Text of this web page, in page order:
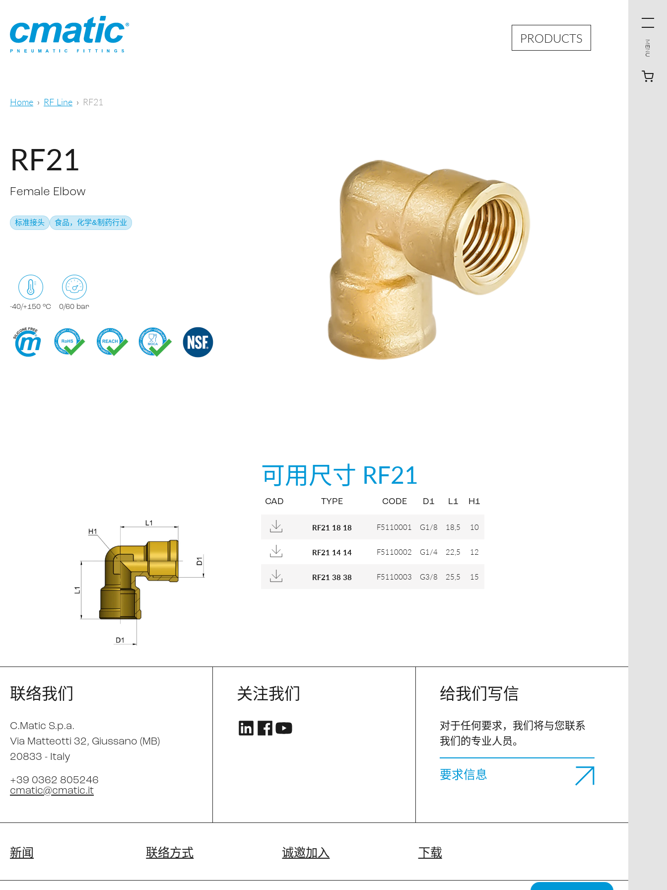
PRODUCTS
MENU
Home RF Line RF21
RF21
Female Elbow
标准接头 食品，化学&制药行业
-40/+150 °C 0/60 bar
可用尺寸 RF21
CAD TYPE CODE D1 L1 H1
RF21 18 18 F5110001 G1/8 18,5 10
RF21 14 14 F5110002 G1/4 22,5 12
RF21 38 38 F5110003 G3/8 25,5 15
联络我们
C.Matic S.p.a.
Via Matteotti 32, Giussano (MB)
20833 - Italy
+39 0362 805246
cmatic@cmatic.it
关注我们 给我们写信
对于任何要求，我们将与您联系
我们的专业人员。
要求信息
新闻 联络方式 诚邀加入 下载